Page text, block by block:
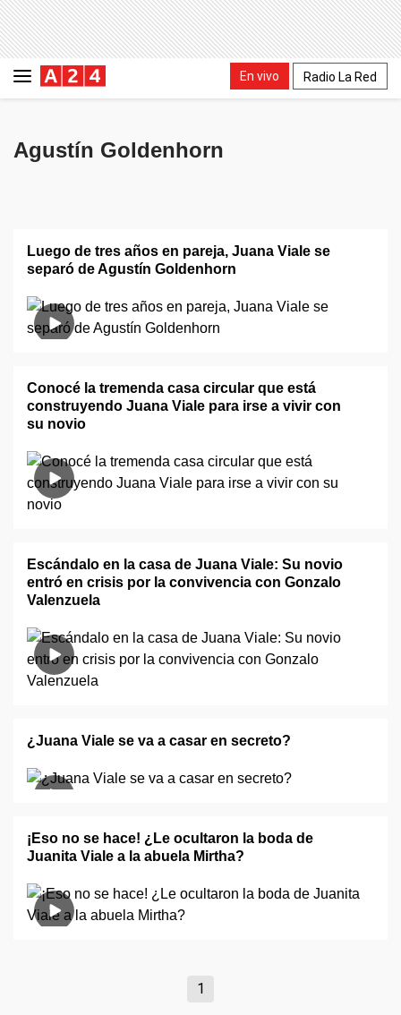
En vivo Radio La Red
Agustín Goldenhorn
Luego de tres años en pareja, Juana Viale se
separó de Agustín Goldenhorn
Conocé la tremenda casa circular que está
construyendo Juana Viale para irse a vivir con
su novio
Escándalo en la casa de Juana Viale: Su novio
entró en crisis por la convivencia con Gonzalo
Valenzuela
¿Juana Viale se va a casar en secreto?
¡Eso no se hace! ¿Le ocultaron la boda de
Juanita Viale a la abuela Mirtha?
1